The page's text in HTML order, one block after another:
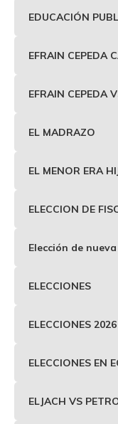
EDUCACIÓN
EFRAIN CEPEDA
EFRAIN CEPEDA
EL MADRAZO
EL MENOR ERA
ELECCION DE
Elección de
ELECCIONES
ELECCIONES 2026
ELECCIONES EN
ELJACH VS